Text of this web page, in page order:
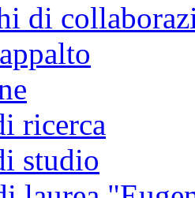
di
ricerca
studio